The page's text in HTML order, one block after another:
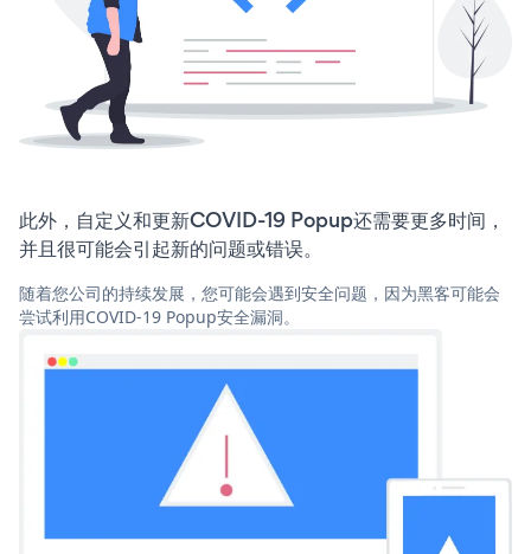
此外，自定义和更新COVID-19 Popup还需要更多时间，
并且很可能会引起新的问题或错误。
随着您公司的持续发展，您可能会遇到安全问题，因为黑客可能会
尝试利用COVID-19 Popup安全漏洞。